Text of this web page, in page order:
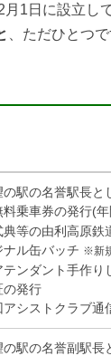
1日に設立し
、ただひとつ
の駅の名誉駅長
料乗車券の発行(
典等の由利高原鉄
ナル缶バッチ ※新
テンダント手作り
の発行
アシストクラブ通
の駅の名誉副駅